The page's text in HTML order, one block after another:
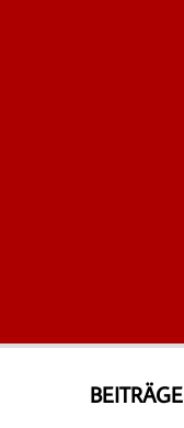
BEITRÄGE